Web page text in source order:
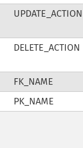
UPDATE_ACTION
DELETE_ACTION
FK_NAME
PK_NAME